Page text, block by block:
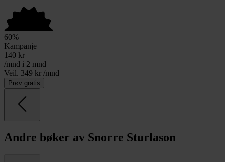
60%
Kampanje
140 kr
/mnd i 2 mnd
Veil. 349 kr /mnd
Prøv gratis
Andre bøker av Snorre Sturlason